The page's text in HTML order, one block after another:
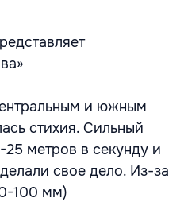
и южным
стихия. Сильный
метров в секунду и
свое дело. Из-за
100 мм)